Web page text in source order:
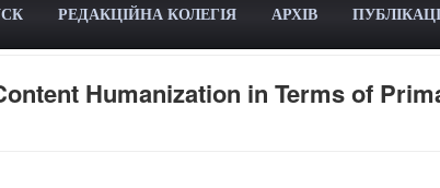
РЕДАКЦІЙНА КОЛЕГІЯ АРХІВ
Humanization in Terms of